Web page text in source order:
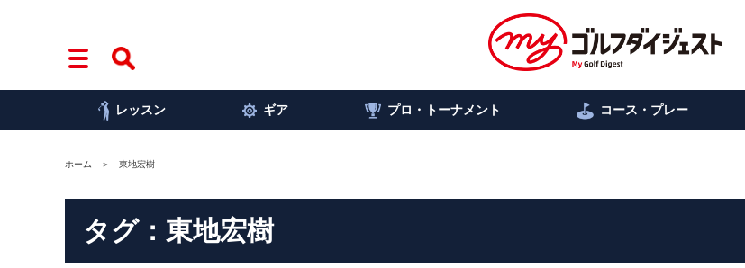
レッスン ギア プロ・トーナメント コース・プレー
ホーム 東地宏樹
タグ：東地宏樹